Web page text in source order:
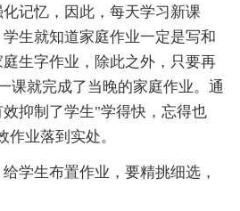
记忆，因此，每天学习新课
生就知道家庭作业一定是写和
生字作业，除此之外，只要再
课就完成了当晚的家庭作业。通
抑制了学生"学得快，忘得也
业落到实处。
生布置作业，要精挑细选，